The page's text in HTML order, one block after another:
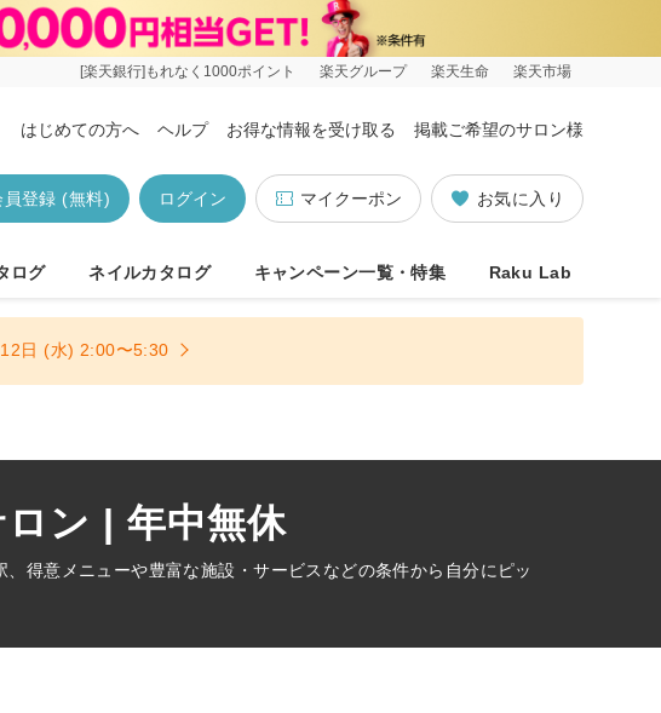
[楽天銀行]もれなく1000ポイント 楽天グループ 楽天生命 楽天市場
はじめての方へ ヘルプ お得な情報を受け取る 掲載ご希望のサロン様
お気に入り
マイクーポン
ログイン
員登録 (無料)
ログ ネイルカタログ キャンペーン一覧・特集 Raku Lab
日 (水) 2:00〜5:30
ン | 年中無休
得意メニューや豊富な施設・サービスなどの条件から自分にピッ